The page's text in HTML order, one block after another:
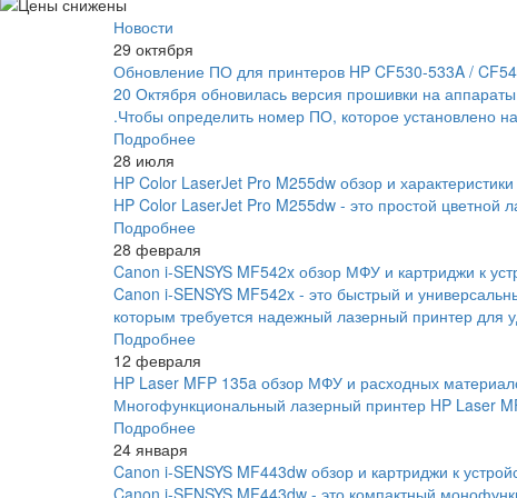
Новости
29 октября
Обновление ПО для принтеров HP CF530-533A /
20 Октября обновилась версия прошивки на
.Чтобы определить номер ПО, которое установлено
Подробнее
28 июля
HP Color LaserJet Pro M255dw обзор и характеристики
HP Color LaserJet Pro M255dw - это простой цветной
Подробнее
28 февраля
Canon i-SENSYS MF542x обзор МФУ и картриджи к
Canon i-SENSYS MF542x - это быстрый и
которым требуется надежный лазерный принтер для
Подробнее
12 февраля
HP Laser MFP 135a обзор МФУ и расходных
Многофункциональный лазерный принтер HP Laser
Подробнее
24 января
Canon i-SENSYS MF443dw обзор и картриджи к
Canon i-SENSYS MF443dw - это компактный